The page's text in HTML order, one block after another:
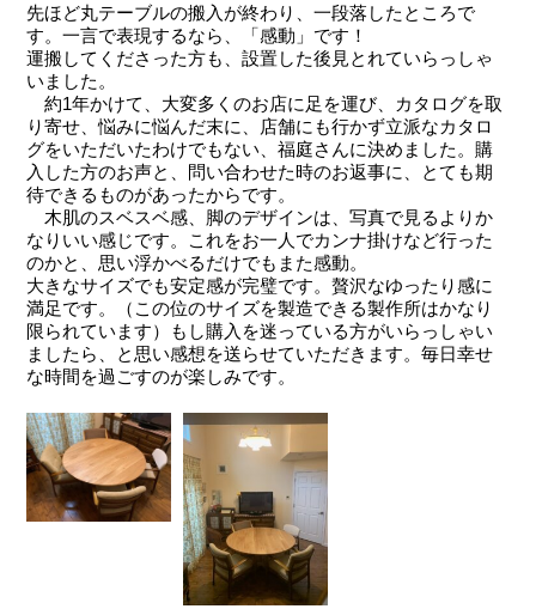
先ほど丸テーブルの搬入が終わり、一段落したところで
す。一言で表現するなら、「感動」です！
運搬してくださった方も、設置した後見とれていらっしゃ
いました。
約1年かけて、大変多くのお店に足を運び、カタログを取
り寄せ、悩みに悩んだ末に、店舗にも行かず立派なカタロ
グをいただいたわけでもない、福庭さんに決めました。購
入した方のお声と、問い合わせた時のお返事に、とても期
待できるものがあったからです。
木肌のスベスベ感、脚のデザインは、写真で見るよりか
なりいい感じです。これをお一人でカンナ掛けなど行った
のかと、思い浮かべるだけでもまた感動。
大きなサイズでも安定感が完璧です。贅沢なゆったり感に
満足です。（この位のサイズを製造できる製作所はかなり
限られています）もし購入を迷っている方がいらっしゃい
ましたら、と思い感想を送らせていただきます。毎日幸せ
な時間を過ごすのが楽しみです。